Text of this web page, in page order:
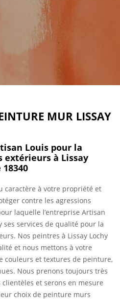
MUR LISSAY
Louis pour la
extérieurs à Lissay
caractère à votre propriété et
contre les agressions
laquelle l’entreprise Artisan
ses services de qualité pour la
Nos peintres à Lissay Lochy
et nous mettons à votre
couleurs et textures de peinture,
Nous prenons toujours très
et serons en mesure
choix de peinture murs